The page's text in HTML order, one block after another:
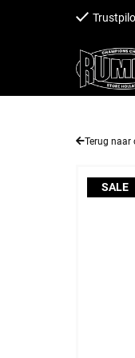
naar de content
Terug naar
SALE